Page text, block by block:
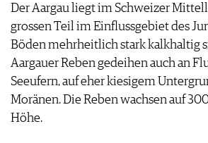
Der Aargau liegt im Schweizer
grossen Teil im Einflussgebiet des
Böden mehrheitlich stark kalkhaltig
Aargauer Reben gedeihen auch an
Seeufern, auf eher kiesigem
Moränen. Die Reben wachsen auf
Höhe.